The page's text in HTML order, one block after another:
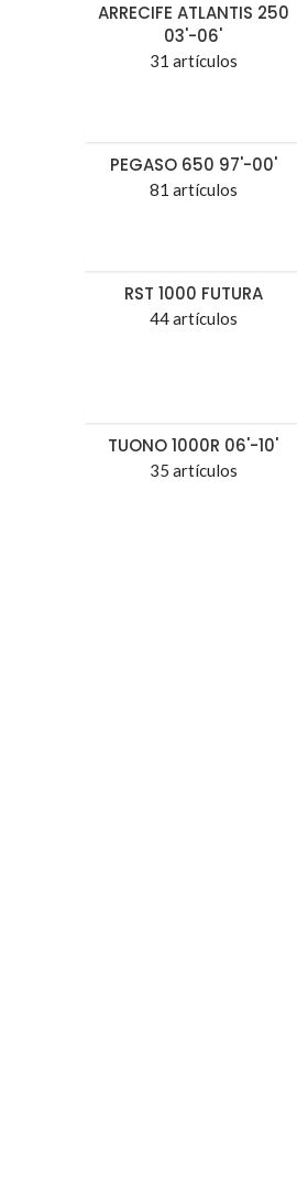
ARRECIFE ATLANTIS 250
03'-06'
31 artículos
PEGASO 650 97'-00'
81 artículos
RST 1000 FUTURA
44 artículos
TUONO 1000R 06'-10'
35 artículos